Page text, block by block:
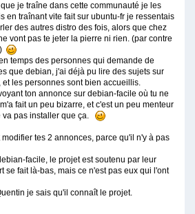
je traîne dans cette communauté je les
en traînant vite fait sur ubuntu-fr je ressentais
des autres distro des fois, alors que chez
vont pas te jeter la pierre ni rien. (par contre
temps des personnes qui demande de
que debian, j'ai déjà pu lire des sujets sur
les personnes sont bien accueillis.
ton annonce sur debian-facile où tu ne
fait un peu bizarre, et c'est un peu menteur
va pas installer que ça.
tes 2 annonces, parce qu'il n'y à pas
facile, le projet est soutenu par leur
se fait là-bas, mais ce n'est pas eux qui l'ont
je sais qu'il connaît le projet.